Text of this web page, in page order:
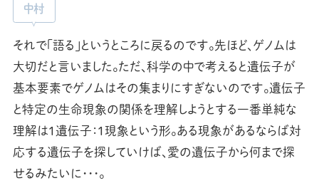
中村
それで「語る」というところに戻るのです。先ほど、ゲノムは
大切だと言いました。ただ、科学の中で考えると遺伝子が
基本要素でゲノムはその集まりにすぎないのです。遺伝子
と特定の生命現象の関係を理解しようとする一番単純な
理解は1遺伝子：1現象という形。ある現象があるならば対
応する遺伝子を探していけば、愛の遺伝子から何まで探
せるみたいに･･･。